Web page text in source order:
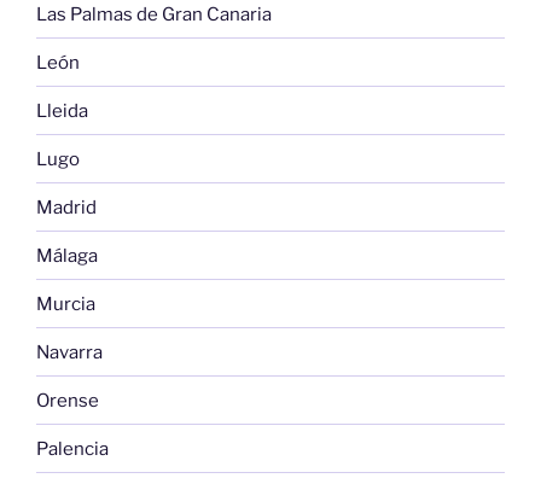
Las Palmas de Gran Canaria
León
Lleida
Lugo
Madrid
Málaga
Murcia
Navarra
Orense
Palencia